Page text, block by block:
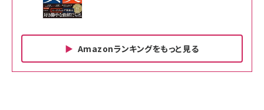
Amazonランキングをもっと見る